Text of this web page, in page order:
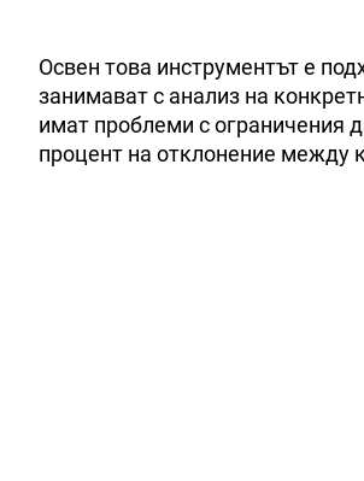
Освен това инструментът е
занимават с анализ на
имат проблеми с ограничения
процент на отклонение между